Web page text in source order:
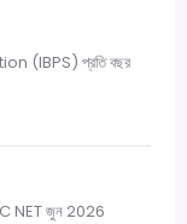
(IBPS) প্রতি বছর
NET জুন 2026